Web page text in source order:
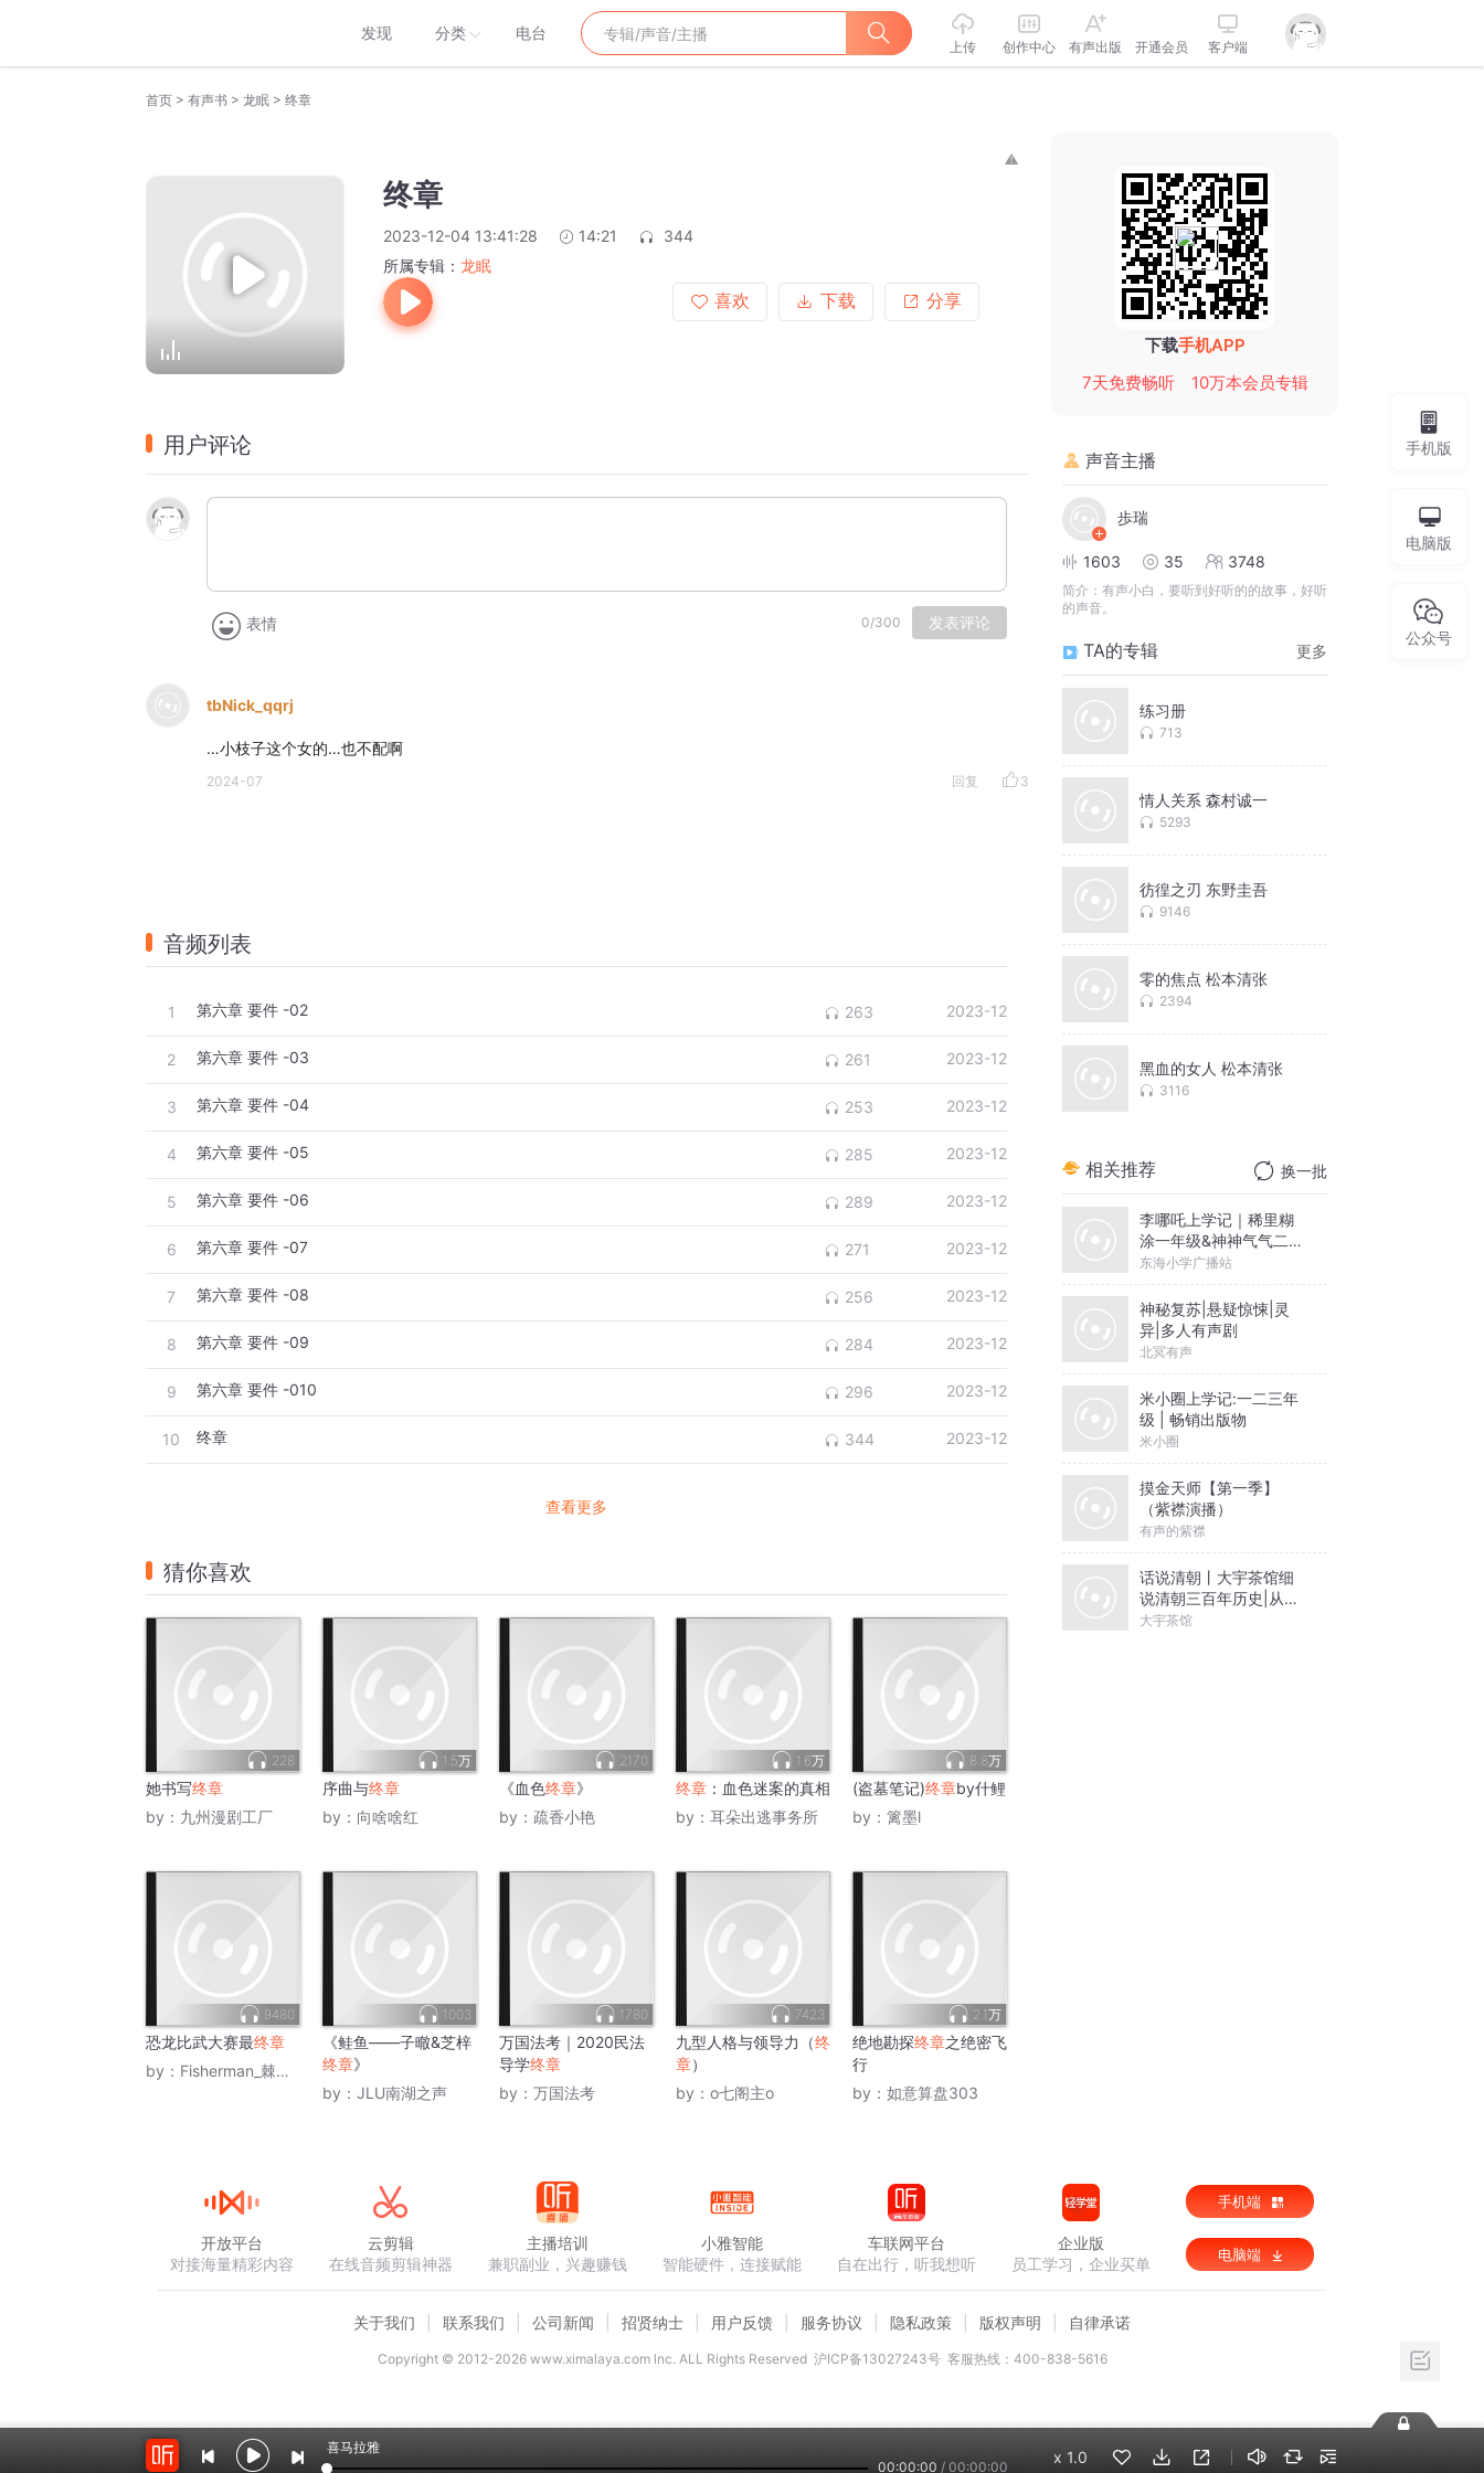
发现 分类 电台
上传 创作中心 有声出版 开通会员 客户端
首页 > 有声书 > 龙眠 > 终章
终章
2023-12-04 13:41:28 14:21
344
所属专辑： 龙眠
喜欢
下载 分享
用户评论
表情 0/300 发表评论
tbNick_qqrj
…小枝子这个女的…也不配啊
2024-07 回复 3
音频列表
1 第六章 要件 -02 263 2023-12
2 第六章 要件 -03 261 2023-12
3 第六章 要件 -04 253 2023-12
4 第六章 要件 -05 285 2023-12
5 第六章 要件 -06 289 2023-12
6 第六章 要件 -07 271 2023-12
7 第六章 要件 -08 256 2023-12
8 第六章 要件 -09 284 2023-12
9 第六章 要件 -010 296 2023-12
10 终章 344 2023-12
查看更多
猜你喜欢
228
她书写终章
by： 九州漫剧工厂
1.5万
序曲与终章
by： 向啥啥红
2170
《血色终章》
by： 疏香小艳
1.6万
终章 ：血色迷案的真相
by： 耳朵出逃事务所
8.8万
(盗墓笔记)终章by什鲤
by： 篱墨l
9480
恐龙比武大赛最终章
by： Fisherman_棘龙埃辛
1003
《鲑鱼——子㬚&芝梓
终章》
by： JLU南湖之声
1780
万国法考｜2020民法
导学终章
by： 万国法考
7423
九型人格与领导力（终
章）
by： o七阁主o
2.1万
绝地勘探终章之绝密飞
行
by： 如意算盘303
下载手机APP
7天免费畅听
10万本会员专辑
声音主播
歩瑞
1603 35 3748
简介： 有声小白，要听到好听的的故事，好听
的声音。
TA的专辑 更多
练习册
713
情人关系 森村诚一
5293
彷徨之刃 东野圭吾
9146
零的焦点 松本清张
2394
黑血的女人 松本清张
3116
相关推荐 换一批
李哪吒上学记｜稀里糊
涂一年级&神神气气二年
级
东海小学广播站
神秘复苏|悬疑惊悚|灵
异|多人有声剧
北冥有声
米小圈上学记:一二三年
级 | 畅销出版物
米小圈
摸金天师【第一季】
（紫襟演播）
有声的紫襟
话说清朝丨大宇茶馆细
说清朝三百年历史|从努
尔哈赤到末代皇帝溥仪|
大宇茶馆
手机版
电脑版
公众号
喜马拉雅
00:00:00 / 00:00:00
x 1.0
开放平台
对接海量精彩内容
云剪辑
在线音频剪辑神器
主播培训
兼职副业，兴趣赚钱
小雅智能
智能硬件，连接赋能
车联网平台
自在出行，听我想听
企业版
员工学习，企业买单
手机端
电脑端
关于我们 联系我们 公司新闻 招贤纳士 用户反馈 服务协议 隐私政策 版权声明 自律承诺
Copyright © 2012-2026www.ximalaya.com lnc. ALL Rights Reserved 沪ICP备13027243号 客服热线：400-838-5616